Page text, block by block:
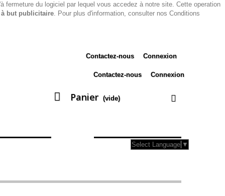
du logiciel par lequel vous accedez à notre site. Cette operation
but publicitaire. Pour plus d'information, consulter nos Conditions
Connexion
Contactez-nous
Connexion
Contactez-nous
Panier (vide)
Select Language ▼